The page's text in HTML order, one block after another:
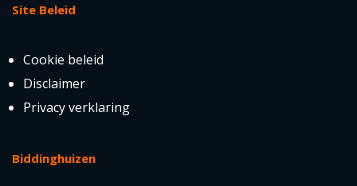
Site Beleid
Cookie beleid
Disclaimer
Privacy verklaring
Biddinghuizen